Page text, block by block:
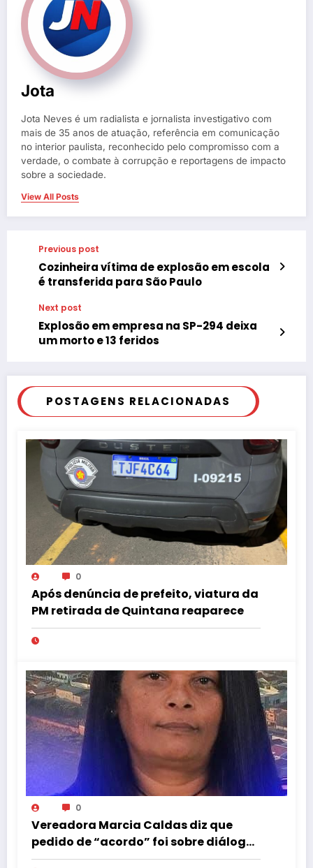
Jota
Jota Neves é um radialista e jornalista investigativo com
mais de 35 anos de atuação, referência em comunicação
no interior paulista, reconhecido pelo compromisso com a
verdade, o combate à corrupção e reportagens de impacto
sobre a sociedade.
View All Posts
Previous post
Cozinheira vítima de explosão em escola
é transferida para São Paulo
Next post
Explosão em empresa na SP-294 deixa
um morto e 13 feridos
POSTAGENS RELACIONADAS
0
Após denúncia de prefeito, viatura da
PM retirada de Quintana reaparece
0
Vereadora Marcia Caldas diz que
pedido de “acordo” foi sobre diálogo
institucional